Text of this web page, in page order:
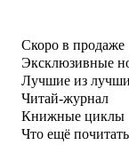
Скоро в продаже
Эксклюзивные
Лучшие из
Читай-журнал
Книжные циклы
Что ещё